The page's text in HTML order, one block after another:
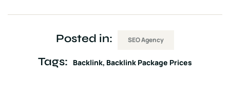
Posted in: SEO Agency
Tags: Backlink Backlink Package Prices